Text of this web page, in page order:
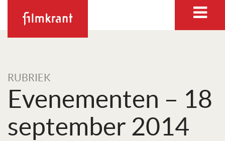
RUBRIEK
Evenementen – 18
september 2014